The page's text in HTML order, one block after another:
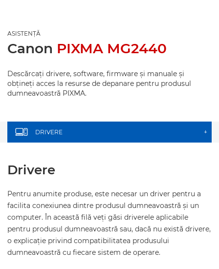
ASISTENŢĂ
Canon PIXMA MG2440
Descărcaţi drivere, software, firmware şi manuale şi
obţineţi acces la resurse de depanare pentru produsul
dumneavoastră PIXMA.
DRIVERE +
Drivere
Pentru anumite produse, este necesar un driver pentru a
facilita conexiunea dintre produsul dumneavoastră şi un
computer. În această filă veţi găsi driverele aplicabile
pentru produsul dumneavoastră sau, dacă nu există drivere,
o explicaţie privind compatibilitatea produsului
dumneavoastră cu fiecare sistem de operare.